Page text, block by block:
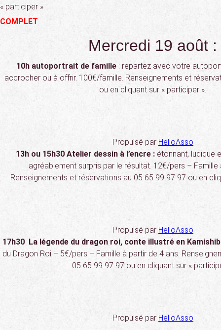
« participer ».
COMPLET
Mercredi 19 août :
10h autoportrait de famille : repartez avec votre
accrocher ou à offrir. 100€/famille. Renseignements et
ou en cliquant sur « participer ».
Propulsé par HelloAsso
13h ou 15h30 Atelier dessin à l’encre : étonnant, ludique
agréablement surpris par le résultat. 12€/pers – Famille
Renseignements et réservations au 05 65 99 97 97 ou en
Propulsé par HelloAsso
17h30 La légende du dragon roi, conte illustré en
du Dragon Roi – 5€/pers – Famille à partir de 4 ans.
05 65 99 97 97 ou en cliquant sur «
Propulsé par HelloAsso